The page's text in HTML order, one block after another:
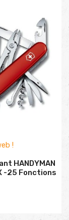
!
HANDYMAN
-25 Fonctions
AU